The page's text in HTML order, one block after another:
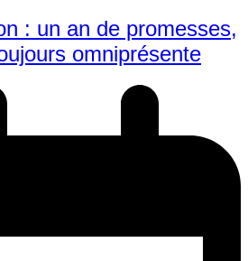
: un an de promesses,
omniprésente